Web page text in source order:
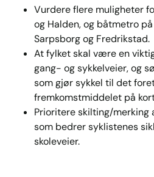
Vurdere flere muligheter
og Halden, og båtmetro
Sarpsborg og Fredrikstad.
At fylket skal være en
gang- og sykkelveier, og
som gjør sykkel til det
fremkomstmiddelet på
Prioritere skilting/merking
som bedrer syklistenes
skoleveier.